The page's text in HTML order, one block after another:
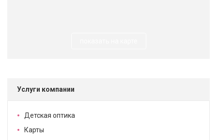
Услуги компании
Детская оптика
Карты